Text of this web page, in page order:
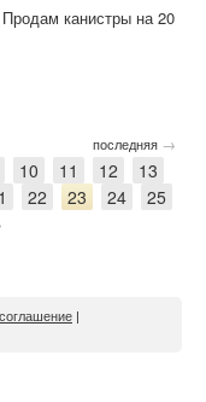
канистры на 20
последняя →
10 11 12
13
22 23 24
25
|